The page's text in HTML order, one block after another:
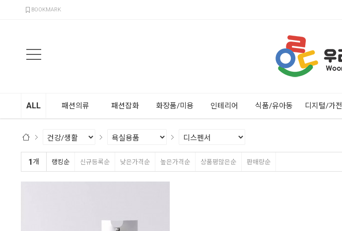
BOOKMARK
ALL 패션의류 패션잡화 화장품/미용 인테리어 식품/유아동 디지털/가전
1개 랭킹순 신규등록순 낮은가격순 높은가격순 상품평많은순 판매량순